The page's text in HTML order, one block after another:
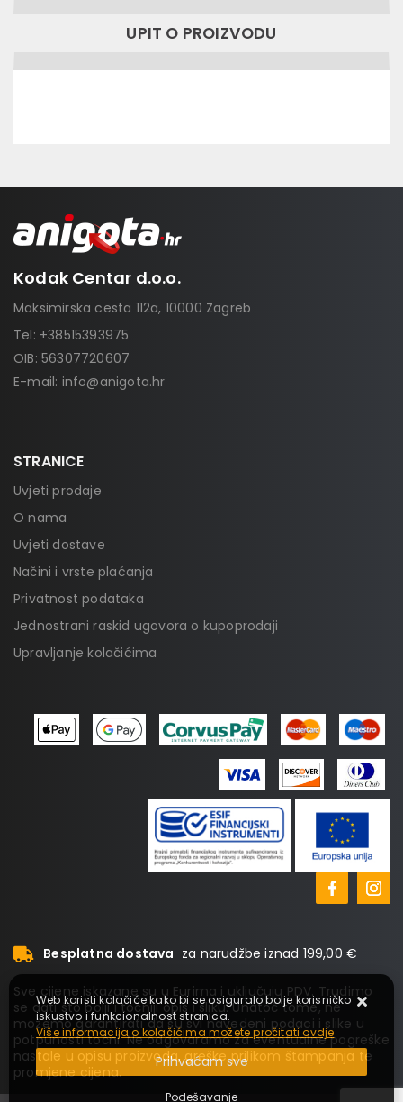
UPIT O PROIZVODU
Kodak Centar d.o.o.
Maksimirska cesta 112a, 10000 Zagreb
Tel: +38515393975
OIB: 56307720607
E-mail: info@anigota.hr
STRANICE
Uvjeti prodaje
O nama
Uvjeti dostave
Načini i vrste plaćanja
Privatnost podataka
Jednostrani raskid ugovora o kupoprodaji
Upravljanje kolačićima
Besplatna dostava za narudžbe iznad 199,00 €
Sve cijene iskazane su u Eurima i uključuju PDV. Trudimo
se dati što bolji i točniji opis i sliku. Unatoč tome, ne
možemo garantirati da su svi navedeni podaci i slike u
potpunosti točni. Ne odgovaramo za eventualne pogreške
nastale u opisu proizvoda, greške prilikom štampanja te
promjene cijena.
Web koristi kolačiće kako bi se osiguralo bolje korisničko
iskustvo i funkcionalnost stranica.
Više informacija o kolačićima možete pročitati ovdje
Prihvaćam sve
Podešavanje